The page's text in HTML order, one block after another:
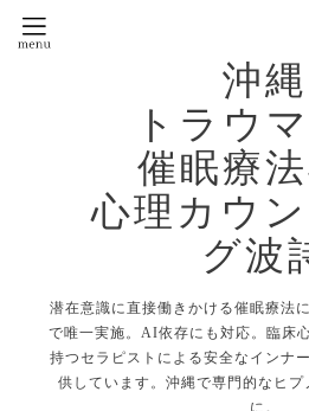
沖縄
トラウ
催眠療
心理カウ
グ波
潜在意識に直接働きかける催眠療法
で唯一実施。AI依存にも対応。臨床
持つセラピストによる安全なインナ
供しています。沖縄で専門的なヒ
に。